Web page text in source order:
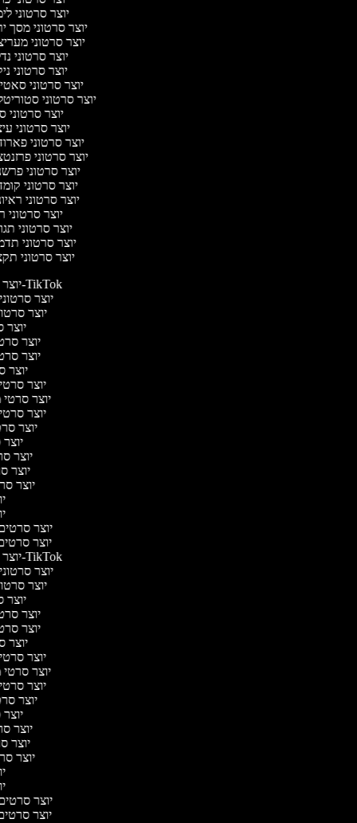
יוצר סרטוני
יוצר סרטוני מסך
יוצר סרטוני
יוצר סרטוני
יוצר סרטוני
יוצר סרטוני
יוצר סרטוני
יוצר סרטוני
יוצר סרטוני
יוצר סרטוני
יוצר סרטוני
יוצר סרטוני
יוצר סרטוני
יוצר סרטוני
יוצר
יוצר סרטוני
יוצר סרטוני
יוצר סרטוני
יוצר סרטונים ל-TikTok
יוצר
יוצר
יוצר
יוצר
יוצר
יוצר
יוצר
יוצר סרטי
יוצר
יוצר
יוצר
יוצר
יוצר
יוצר סרטים
יוצר
יוצר סרטונים ל-TikTok
יוצר
יוצר
יוצר
יוצר
יוצר
יוצר
יוצר
יוצר סרטי
יוצר
יוצר
יוצר
יוצר
יוצר
יוצר סרטים
יוצר